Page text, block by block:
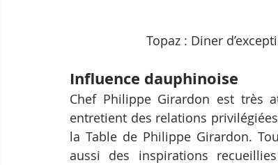
Topaz : Diner
Influence dauphinoise
Chef Philippe Girardon est très
entretient des relations
la Table de Philippe Girardon.
aussi des inspirations